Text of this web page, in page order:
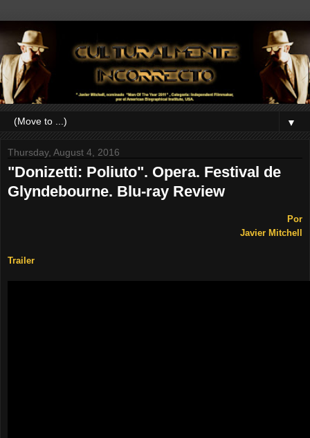
▼
Thursday, August 4, 2016
"Donizetti: Poliuto". Opera. Festival de
Glyndebourne. Blu-ray Review
Por
Javier Mitchell
Trailer